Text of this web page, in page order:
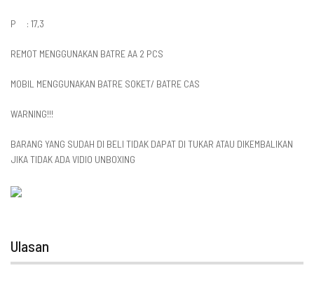
P : 17,3
REMOT MENGGUNAKAN BATRE AA 2 PCS
MOBIL MENGGUNAKAN BATRE SOKET/ BATRE CAS
WARNING!!!
BARANG YANG SUDAH DI BELI TIDAK DAPAT DI TUKAR ATAU DIKEMBALIKAN
JIKA TIDAK ADA VIDIO UNBOXING
Ulasan